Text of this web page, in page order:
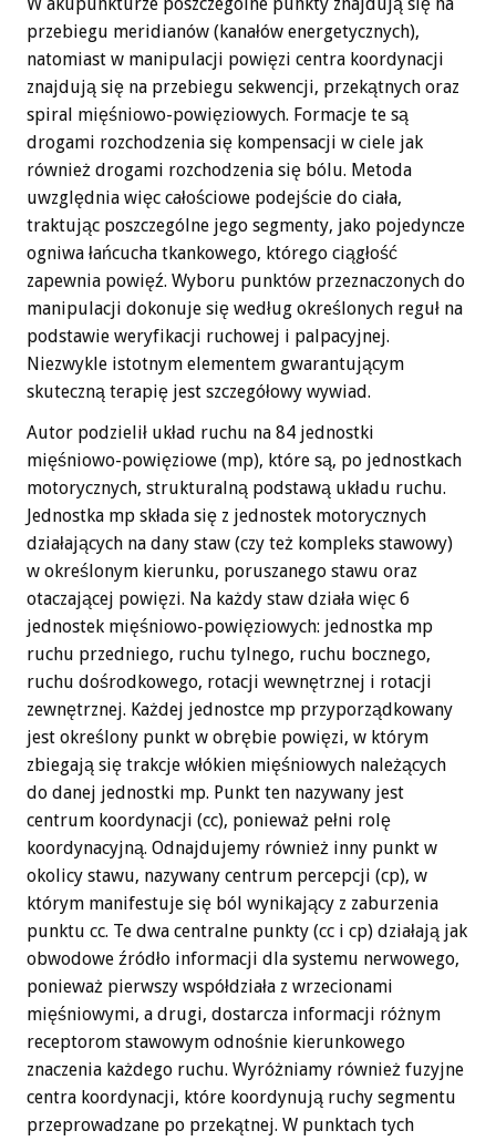
przebiegu meridianów (kanałów energetycznych),
natomiast w manipulacji powięzi centra koordynacji
znajdują się na przebiegu sekwencji, przekątnych oraz
spiral mięśniowo-powięziowych. Formacje te są
drogami rozchodzenia się kompensacji w ciele jak
również drogami rozchodzenia się bólu. Metoda
uwzględnia więc całościowe podejście do ciała,
traktując poszczególne jego segmenty, jako pojedyncze
ogniwa łańcucha tkankowego, którego ciągłość
zapewnia powięź. Wyboru punktów przeznaczonych do
manipulacji dokonuje się według określonych reguł na
podstawie weryfikacji ruchowej i palpacyjnej.
Niezwykle istotnym elementem gwarantującym
skuteczną terapię jest szczegółowy wywiad.
Autor podzielił układ ruchu na 84 jednostki
mięśniowo-powięziowe (mp), które są, po jednostkach
motorycznych, strukturalną podstawą układu ruchu.
Jednostka mp składa się z jednostek motorycznych
działających na dany staw (czy też kompleks stawowy)
w określonym kierunku, poruszanego stawu oraz
otaczającej powięzi. Na każdy staw działa więc 6
jednostek mięśniowo-powięziowych: jednostka mp
ruchu przedniego, ruchu tylnego, ruchu bocznego,
ruchu dośrodkowego, rotacji wewnętrznej i rotacji
zewnętrznej. Każdej jednostce mp przyporządkowany
jest określony punkt w obrębie powięzi, w którym
zbiegają się trakcje włókien mięśniowych należących
do danej jednostki mp. Punkt ten nazywany jest
centrum koordynacji (cc), ponieważ pełni rolę
koordynacyjną. Odnajdujemy również inny punkt w
okolicy stawu, nazywany centrum percepcji (cp), w
którym manifestuje się ból wynikający z zaburzenia
punktu cc. Te dwa centralne punkty (cc i cp) działają jak
obwodowe źródło informacji dla systemu nerwowego,
ponieważ pierwszy współdziała z wrzecionami
mięśniowymi, a drugi, dostarcza informacji różnym
receptorom stawowym odnośnie kierunkowego
znaczenia każdego ruchu. Wyróżniamy również fuzyjne
centra koordynacji, które koordynują ruchy segmentu
przeprowadzane po przekątnej. W punktach tych